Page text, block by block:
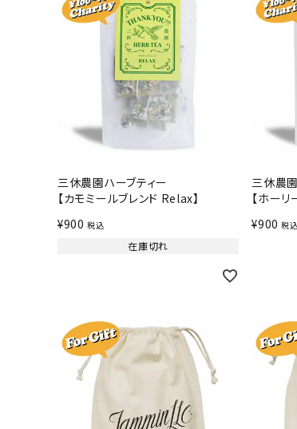
三休農園ハーブティー
【カモミールブレンド Relax】
¥900 税込
在庫切れ
三休農
【ホー
¥900 税込